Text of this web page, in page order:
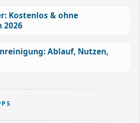
Kostenlos & ohne
2026
Ablauf, Nutzen,